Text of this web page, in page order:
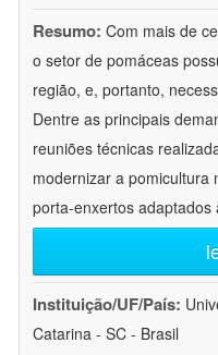
Resumo: Com mais de
o setor de pomáceas
região, e, portanto,
Dentre as principais
reuniões técnicas
modernizar a pomicultura
porta-enxertos
Instituição/UF/País:
Catarina - SC - Brasil